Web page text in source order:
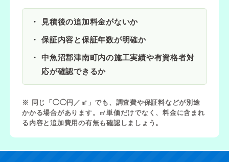
見積後の追加料金がないか
保証内容と保証年数が明確か
中魚沼郡津南町内の施工実績や有資格者対
応が確認できるか
※ 同じ「◯◯円／㎡」でも、調査費や保証料などが別途
かかる場合があります。㎡単価だけでなく、料金に含まれ
る内容と追加費用の有無も確認しましょう。